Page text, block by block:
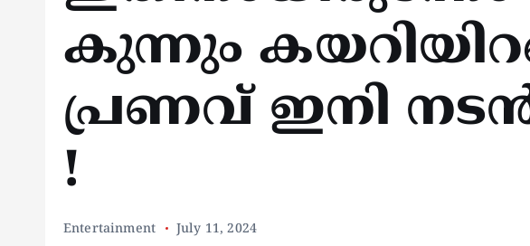
കുന്നും
പ്രണവ് ഇനി നടൻ
!
Entertainment July 11, 2024